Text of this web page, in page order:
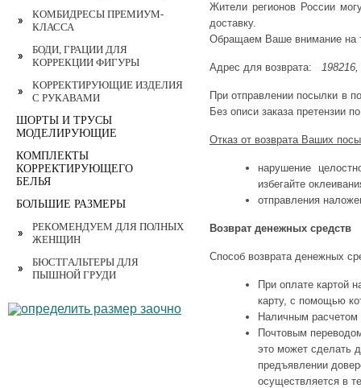
КОМБИДРЕСЫ ПРЕМИУМ-
КЛАССА
БОДИ, ГРАЦИИ ДЛЯ
КОРРЕКЦИИ ФИГУРЫ
КОРРЕКТИРУЮЩИЕ ИЗДЕЛИЯ
С РУКАВАМИ
ШОРТЫ И ТРУСЫ
МОДЕЛИРУЮЩИЕ
КОМПЛЕКТЫ
КОРРЕКТИРУЮЩЕГО
БЕЛЬЯ
БОЛЬШИЕ РАЗМЕРЫ
РЕКОМЕНДУЕМ ДЛЯ ПОЛНЫХ
ЖЕНЩИН
БЮСТГАЛЬТЕРЫ ДЛЯ
ПЫШНОЙ ГРУДИ
Жители регионов России
доставку.
Обращаем Ваше внимание на
Адрес для возврата:
При отправлении посылки в
Без описи заказа претензии
Отказ от возврата Ваших
нарушение
избегайте
отправления
Возврат денежных средств
Способ возврата денежных
При оплате картой
карту, с помощью
Наличным расчетом
Почтовым
это может сделать
предъявлении
осуществляется в